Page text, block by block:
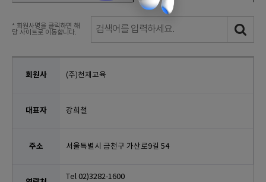
* 회원사명을 클릭하면 해
당 사이트로 이동합니다.
(주)천재교육
강희철
서울특별시 금천구 가산로9길 54
Tel 02)3282-1600